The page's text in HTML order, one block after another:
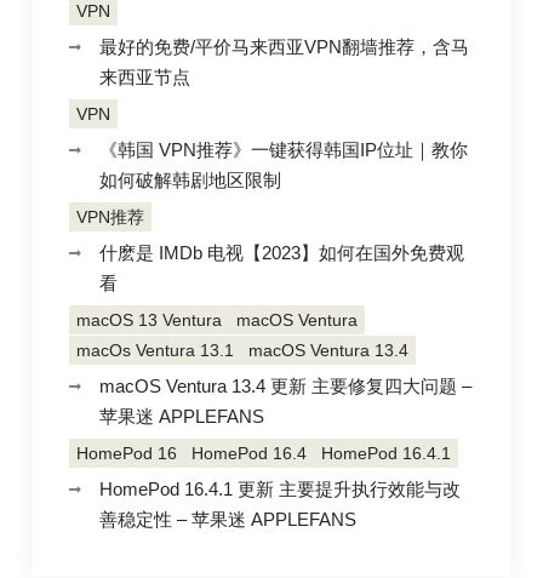
VPN
最好的免费/平价马来西亚VPN翻墙推荐，含马
来西亚节点
VPN
《韩国 VPN推荐》一键获得韩国IP位址｜教你
如何破解韩剧地区限制
VPN推荐
什麽是 IMDb 电视【2023】如何在国外免费观
看
macOS 13 Ventura
macOS Ventura
macOs Ventura 13.1
macOS Ventura 13.4
macOS Ventura 13.4 更新 主要修复四大问题 –
苹果迷 APPLEFANS
HomePod 16 HomePod 16.4 HomePod 16.4.1
HomePod 16.4.1 更新 主要提升执行效能与改
善稳定性 – 苹果迷 APPLEFANS